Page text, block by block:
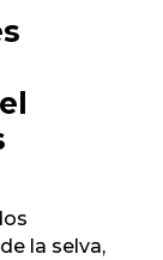
la selva,